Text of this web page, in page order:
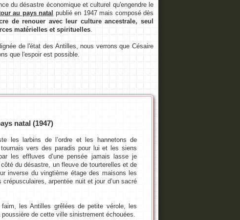
du désastre économique et culturel qu'engendre le
au pays natal publié en 1947 mais composé dès
de renouer avec leur culture ancestrale, seul
matérielles et spirituelles
de l'état des Antilles, nous verrons que Césaire
que l'espoir est possible.
natal (1947)
les larbins de l’ordre et les hannetons de
vers des paradis pour lui et les siens
les effluves d’une pensée jamais lasse je
du désastre, un fleuve de tourterelles et de
inverse du vingtième étage des maisons les
arpentée nuit et jour d’un sacré
les Antilles grêlées de petite vérole, les
de cette ville sinistrement échouées.